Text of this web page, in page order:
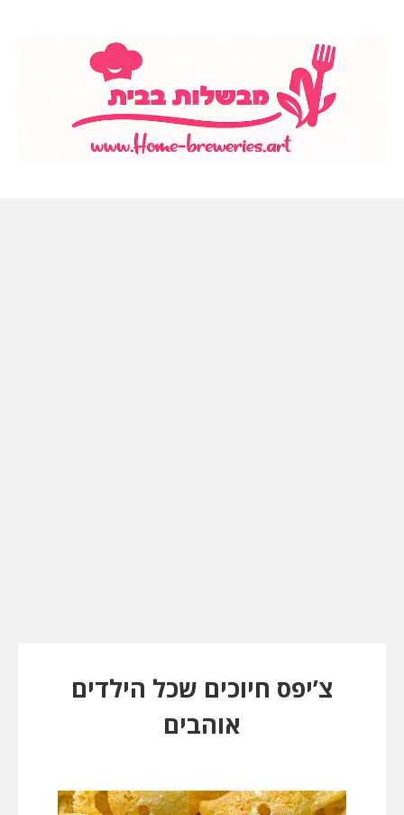
צ’יפס חיוכים שכל הילדים
אוהבים